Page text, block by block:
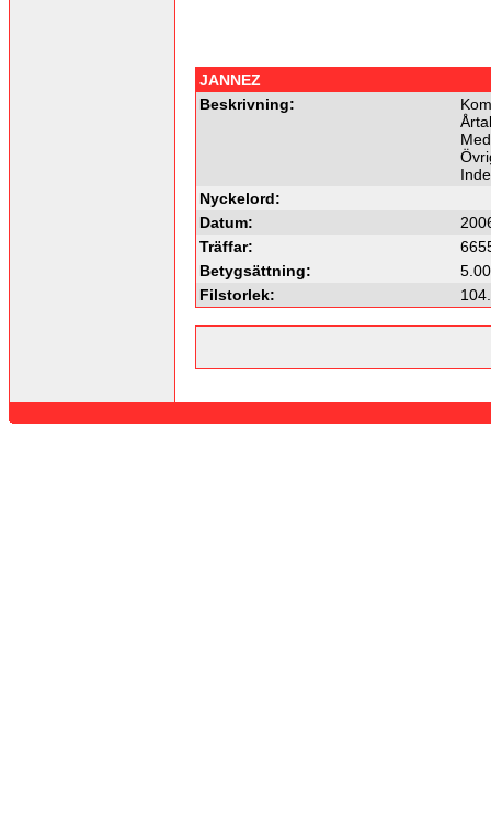
JANNEZ
Beskrivning:
Nyckelord:
Datum:
Träffar:
Betygsättning:
Filstorlek: